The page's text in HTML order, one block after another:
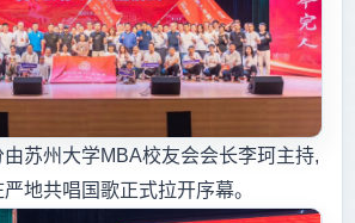
苏州大学MBA校友会会长李珂主持,
地共唱国歌正式拉开序幕。